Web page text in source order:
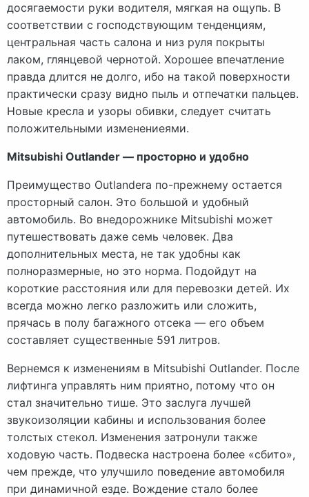
досягаемости руки водителя, мягкая на ощупь. В
соответствии с господствующим тенденциям,
центральная часть салона и низ руля покрыты
лаком, глянцевой чернотой. Хорошее впечатление
правда длится не долго, ибо на такой поверхности
практически сразу видно пыль и отпечатки пальцев.
Новые кресла и узоры обивки, следует считать
положительными изменениеями.
Mitsubishi Outlander — просторно и удобно
Преимущество Outlandera по-прежнему остается
просторный салон. Это большой и удобный
автомобиль. Во внедорожнике Mitsubishi может
путешествовать даже семь человек. Два
дополнительных места, не так удобны как
полноразмерные, но это норма. Подойдут на
короткие расстояния или для перевозки детей. Их
всегда можно легко разложить или сложить,
прячась в полу багажного отсека — его объем
составляет существенные 591 литров.
Вернемся к изменениям в Mitsubishi Outlander. После
лифтинга управлять ним приятно, потому что он
стал значительно тише. Это заслуга лучшей
звукоизоляции кабины и использования более
толстых стекол. Изменения затронули также
ходовую часть. Подвеска настроена более «сбито»,
чем прежде, что улучшило поведение автомобиля
при динамичной езде. Вождение стало более